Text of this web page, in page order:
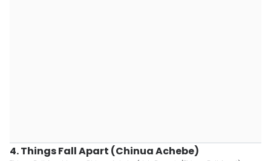
4. Things Fall Apart (Chinua Achebe)